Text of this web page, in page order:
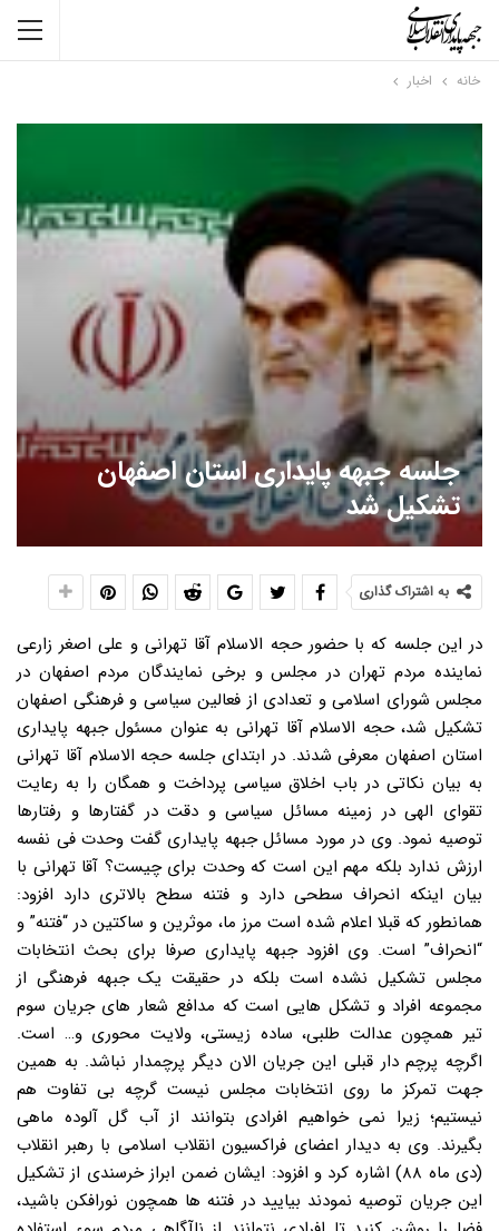
خانه اخبار
جلسه جبهه پایداری استان اصفهان
تشکیل شد
به اشتراک گذاری
در این جلسه که با حضور حجه الاسلام آقا تهرانی و علی اصغر زارعی
نماینده مردم تهران در مجلس و برخی نمایندگان مردم اصفهان در
مجلس شورای اسلامی و تعدادی از فعالین سیاسی و فرهنگی اصفهان
تشکیل شد، حجه الاسلام آقا تهرانی به عنوان مسئول جبهه پایداری
استان اصفهان معرفی شدند. در ابتدای جلسه حجه الاسلام آقا تهرانی
به بیان نکاتی در باب اخلاق سیاسی پرداخت و همگان را به رعایت
تقوای الهی در زمینه مسائل سیاسی و دقت در گفتارها و رفتارها
توصیه نمود. وی در مورد مسائل جبهه پایداری گفت وحدت فی نفسه
ارزش ندارد بلکه مهم این است که وحدت برای چیست؟ آقا تهرانی با
بیان اینکه انحراف سطحی دارد و فتنه سطح بالاتری دارد افزود:
همانطور که قبلا اعلام شده است مرز ما، موثرین و ساکتین در “فتنه” و
“انحراف” است. وی افزود جبهه پایداری صرفا برای بحث انتخابات
مجلس تشکیل نشده است بلکه در حقیقت یک جبهه فرهنگی از
مجموعه افراد و تشکل هایی است که مدافع شعار های جریان سوم
تیر همچون عدالت طلبی، ساده زیستی، ولایت محوری و… است.
اگرچه پرچم دار قبلی این جریان الان دیگر پرچمدار نباشد. به همین
جهت تمرکز ما روی انتخابات مجلس نیست گرچه بی تفاوت هم
نیستیم؛ زیرا نمی خواهیم افرادی بتوانند از آب گل آلوده ماهی
بگیرند. وی به دیدار اعضای فراکسیون انقلاب اسلامی با رهبر انقلاب
(دی ماه ۸۸) اشاره کرد و افزود: ایشان ضمن ابراز خرسندی از تشکیل
این جریان توصیه نمودند بیایید در فتنه ها همچون نورافکن باشید،